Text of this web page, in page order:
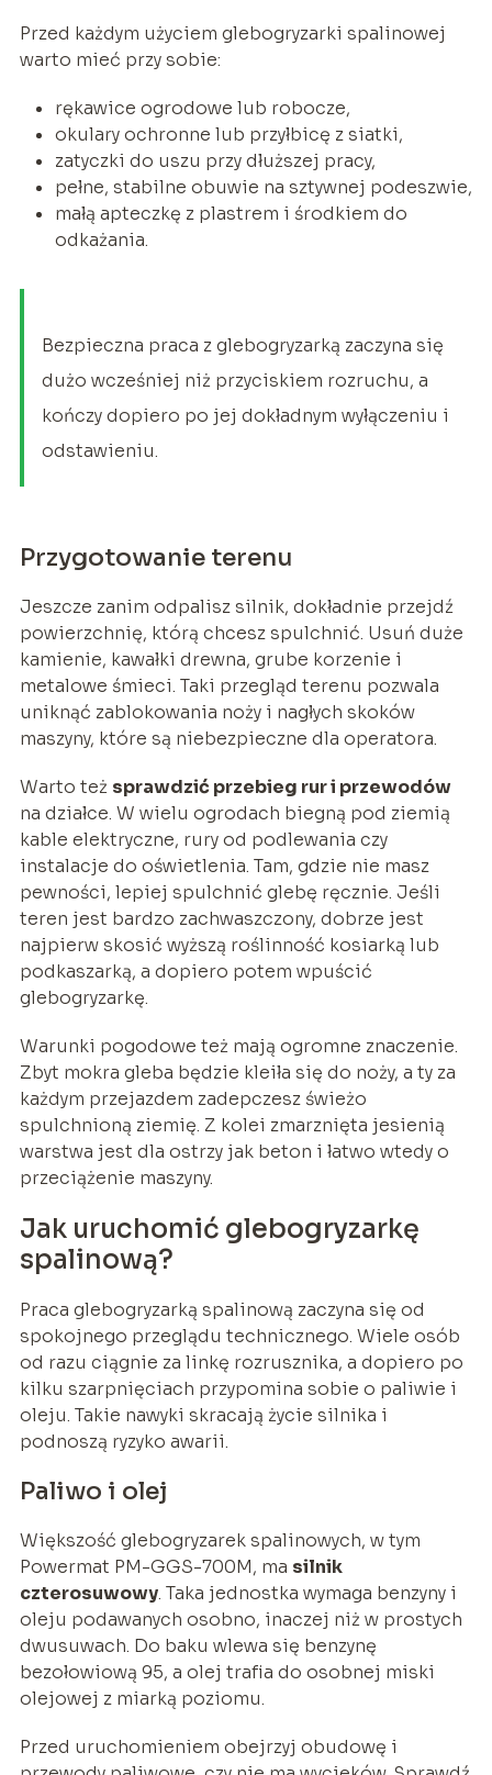
Przed każdym użyciem glebogryzarki spalinowej
warto mieć przy sobie:
rękawice ogrodowe lub robocze,
okulary ochronne lub przyłbicę z siatki,
zatyczki do uszu przy dłuższej pracy,
pełne, stabilne obuwie na sztywnej podeszwie,
małą apteczkę z plastrem i środkiem do
odkażania.
Bezpieczna praca z glebogryzarką zaczyna się
dużo wcześniej niż przyciskiem rozruchu, a
kończy dopiero po jej dokładnym wyłączeniu i
odstawieniu.
Przygotowanie terenu
Jeszcze zanim odpalisz silnik, dokładnie przejdź
powierzchnię, którą chcesz spulchnić. Usuń duże
kamienie, kawałki drewna, grube korzenie i
metalowe śmieci. Taki przegląd terenu pozwala
uniknąć zablokowania noży i nagłych skoków
maszyny, które są niebezpieczne dla operatora.
Warto też sprawdzić przebieg rur i przewodów
na działce. W wielu ogrodach biegną pod ziemią
kable elektryczne, rury od podlewania czy
instalacje do oświetlenia. Tam, gdzie nie masz
pewności, lepiej spulchnić glebę ręcznie. Jeśli
teren jest bardzo zachwaszczony, dobrze jest
najpierw skosić wyższą roślinność kosiarką lub
podkaszarką, a dopiero potem wpuścić
glebogryzarkę.
Warunki pogodowe też mają ogromne znaczenie.
Zbyt mokra gleba będzie kleiła się do noży, a ty za
każdym przejazdem zadepczesz świeżo
spulchnioną ziemię. Z kolei zmarznięta jesienią
warstwa jest dla ostrzy jak beton i łatwo wtedy o
przeciążenie maszyny.
Jak uruchomić glebogryzarkę
spalinową?
Praca glebogryzarką spalinową zaczyna się od
spokojnego przeglądu technicznego. Wiele osób
od razu ciągnie za linkę rozrusznika, a dopiero po
kilku szarpnięciach przypomina sobie o paliwie i
oleju. Takie nawyki skracają życie silnika i
podnoszą ryzyko awarii.
Paliwo i olej
Większość glebogryzarek spalinowych, w tym
Powermat PM-GGS-700M, ma silnik
czterosuwowy. Taka jednostka wymaga benzyny i
oleju podawanych osobno, inaczej niż w prostych
dwusuwach. Do baku wlewa się benzynę
bezołowiową 95, a olej trafia do osobnej miski
olejowej z miarką poziomu.
Przed uruchomieniem obejrzyj obudowę i